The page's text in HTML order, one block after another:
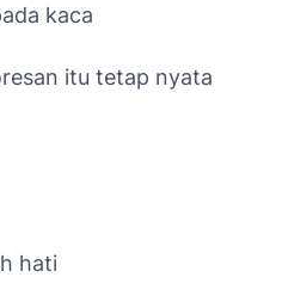
kaca
itu tetap nyata
hati